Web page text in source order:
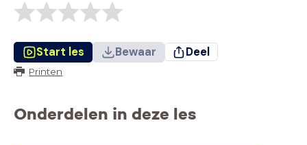
Start les Bewaar Deel
Printen
Onderdelen in deze les